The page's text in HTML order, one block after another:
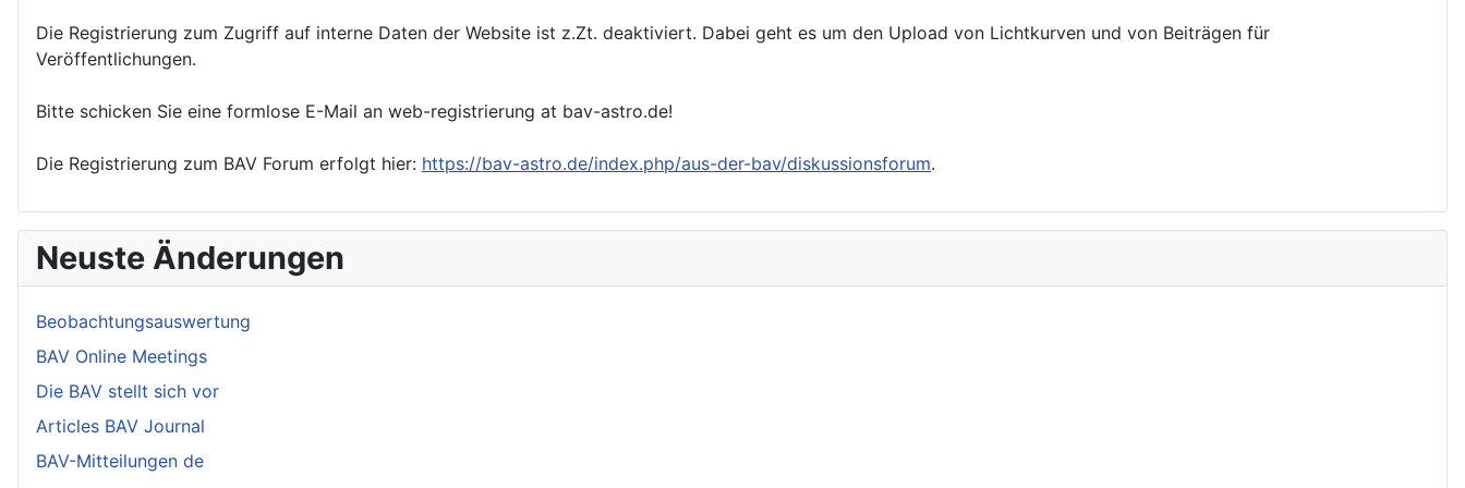
Die Registrierung zum Zugriff auf interne Daten der Website ist z.Zt. deaktiviert. Dabei geht es um den Upload von Lichtkurven und von Beiträgen für
Veröffentlichungen.
Bitte schicken Sie eine formlose E-Mail an web-registrierung at bav-astro.de!
Die Registrierung zum BAV Forum erfolgt hier: https://bav-astro.de/index.php/aus-der-bav/diskussionsforum.
Neuste Änderungen
Beobachtungsauswertung
BAV Online Meetings
Die BAV stellt sich vor
Articles BAV Journal
BAV-Mitteilungen de